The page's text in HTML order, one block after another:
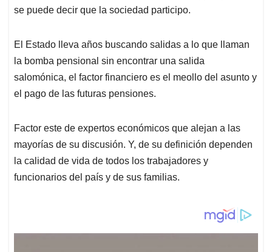
p
k
n
se puede decir que la sociedad participo.
El Estado lleva años buscando salidas a lo que llaman
la bomba pensional sin encontrar una salida
salomónica, el factor financiero es el meollo del asunto y
el pago de las futuras pensiones.
Factor este de expertos económicos que alejan a las
mayorías de su discusión. Y, de su definición dependen
la calidad de vida de todos los trabajadores y
funcionarios del país y de sus familias.